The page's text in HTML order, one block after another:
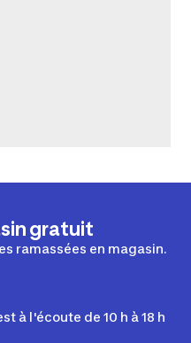
gratuit
ramassées en magasin.
à l'écoute de 10 h à 18 h